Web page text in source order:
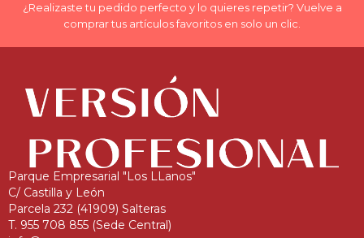
¿Realizaste tu pedido perfecto y lo quieres repetir? Vuelve a
comprar tus artículos favoritos en solo un clic.
Parque Empresarial "Los LLanos"
C/ Castilla y León
Parcela 232 (41909) Salteras
T. 955 708 855 (Sede Central)